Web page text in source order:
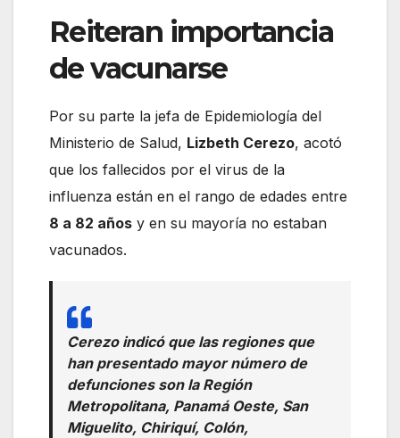
Reiteran importancia
de vacunarse
Por su parte la jefa de Epidemiología del
Ministerio de Salud, Lizbeth Cerezo, acotó
que los fallecidos por el virus de la
influenza están en el rango de edades entre
8 a 82 años y en su mayoría no estaban
vacunados.
Cerezo indicó que las regiones que
han presentado mayor número de
defunciones son la Región
Metropolitana, Panamá Oeste, San
Miguelito, Chiriquí, Colón,